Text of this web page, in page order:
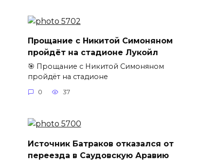
Прощание с Никитой Симоняном
пройдёт на стадионе Лукойл
🎯 Прощание с Никитой Симоняном
пройдёт на стадионе
0 37
Источник Батраков отказался от
переезда в Саудовскую Аравию